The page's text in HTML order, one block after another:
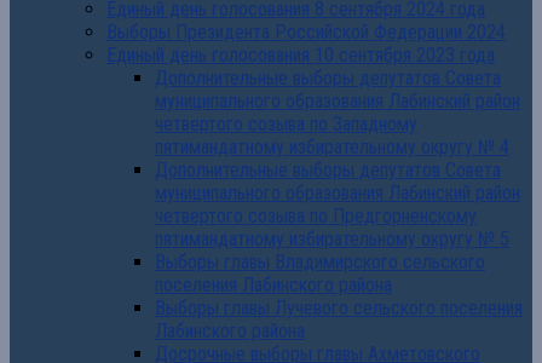
Единый день голосования 8 сентября 2024 года
Выборы Президента Российской Федерации 2024
Единый день голосования 10 сентября 2023 года
Дополнительные выборы депутатов Совета
муниципального образования Лабинский район
четвертого созыва по Западному
пятимандатному избирательному округу № 4
Дополнительные выборы депутатов Совета
муниципального образования Лабинский район
четвертого созыва по Предгорненскому
пятимандатному избирательному округу № 5
Выборы главы Владимирского сельского
поселения Лабинского района
Выборы главы Лучевого сельского поселения
Лабинского района
Досрочные выборы главы Ахметовского